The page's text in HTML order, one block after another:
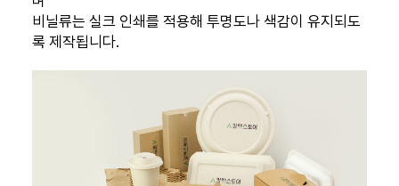
비닐류는 실크 인쇄를 적용해 투명도나 색감이 유지되도
록 제작됩니다.